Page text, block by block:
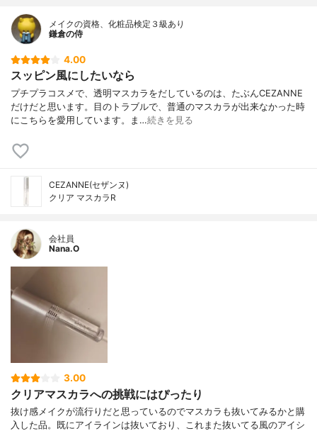
メイクの資格、化粧品検定３級あり
鎌倉の侍
4.00
スッピン風にしたいなら
プチプラコスメで、透明マスカラをだしているのは、たぶんCEZANNE
だけだと思います。目のトラブルで、普通のマスカラが出来なかった時
にこちらを愛用しています。ま…続きを見る
CEZANNE(セザンヌ)
クリア マスカラR
会社員
Nana.O
3.00
クリアマスカラへの挑戦にはぴったり
抜け感メイクが流行りだと思っているのでマスカラも抜いてみるかと購
入した品。既にアイラインは抜いており、これまた抜いてる風のアイシ